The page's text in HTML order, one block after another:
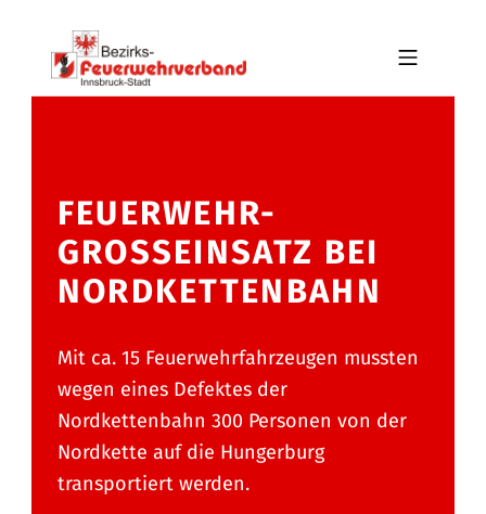
Skip to main navigation
Skip to main content
Skip to footer
BFV INNSBRUCK-STADT
FEUERWEHR-
GROSSEINSATZ BEI N
ORDKETTENBAHN
Mit ca. 15 Feuerwehrfahrzeugen mussten
wegen eines Defektes der
Nordkettenbahn 300 Personen von der
Nordkette auf die Hungerburg
transportiert werden.